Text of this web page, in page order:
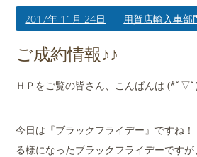
買取査定のご案
会社概要
2017年 11月 24日 用賀店輸入車部
ご成約情報♪♪
ＨＰをご覧の皆さん、こんばんは (*ﾟ▽ﾟ
今日は『ブラックフライデー』ですね
る様になったブラックフライデーです